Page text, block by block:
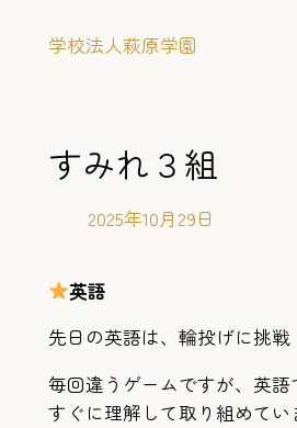
学校法人萩原学園
すみれ３組
2025年10月29日
英語
先日の英語は、輪投げに挑戦
毎回違うゲームですが、英語
すぐに理解して取り組めて